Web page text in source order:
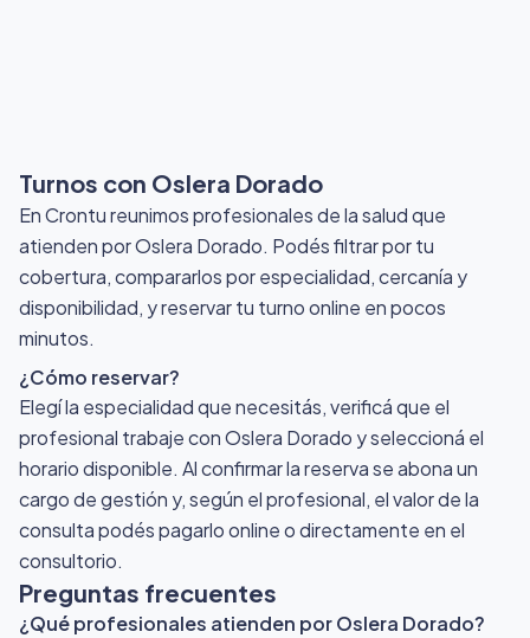
Turnos con Oslera Dorado
En Crontu reunimos profesionales de la salud que
atienden por Oslera Dorado. Podés filtrar por tu
cobertura, compararlos por especialidad, cercanía y
disponibilidad, y reservar tu turno online en pocos
minutos.
¿Cómo reservar?
Elegí la especialidad que necesitás, verificá que el
profesional trabaje con Oslera Dorado y seleccioná el
horario disponible. Al confirmar la reserva se abona un
cargo de gestión y, según el profesional, el valor de la
consulta podés pagarlo online o directamente en el
consultorio.
Preguntas frecuentes
¿Qué profesionales atienden por Oslera Dorado?